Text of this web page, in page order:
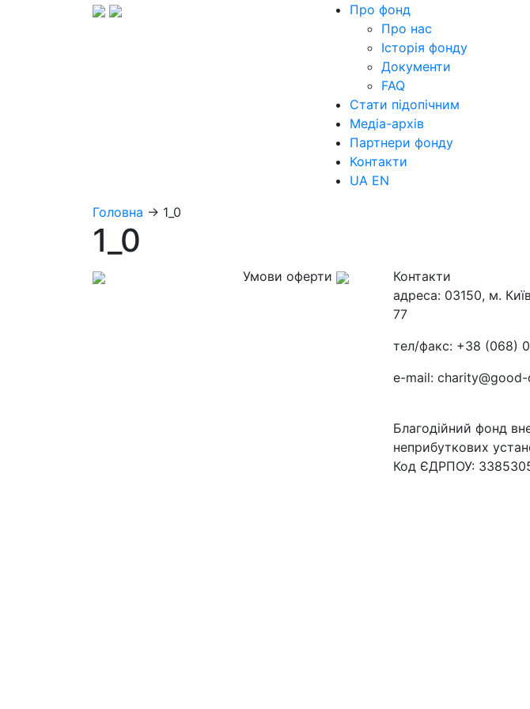
Про фонд
Про нас
Історія фонду
Документи
FAQ
Стати підопічним
Медіа-архів
Партнери фонду
Контакти
UA EN
Головна → 1_0
1_0
Умови оферти
Контакти
адреса: 03150, м.
77
тел/факс: +38 (068)
e-mail: charity@good-
Благодійний фонд
неприбуткових
Код ЄДРПОУ: